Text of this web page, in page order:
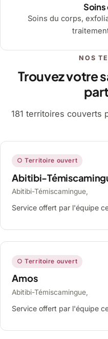
Soins du corps,
NOS
Trouvez votre
181 territoires couverts
○ Territoire ouvert
Abitibi-
Abitibi-Témiscamingue,
Service offert par l'équipe
○ Territoire ouvert
Amos
Abitibi-Témiscamingue,
Service offert par l'équipe